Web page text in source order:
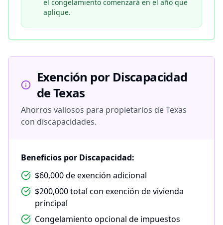
el congelamiento comenzará en el año que
aplique.
Exención por Discapacidad
de Texas
Ahorros valiosos para propietarios de Texas
con discapacidades.
Beneficios por Discapacidad:
$60,000 de exención adicional
$200,000 total con exención de vivienda
principal
Congelamiento opcional de impuestos